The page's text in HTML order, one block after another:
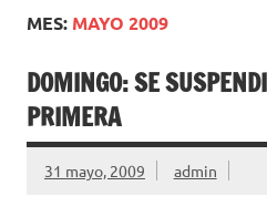
MES: MAYO 2009
DOMINGO: SE
PRIMERA
31 mayo, 2009 admin